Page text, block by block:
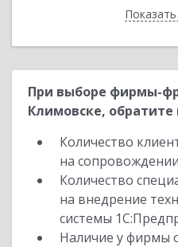
При выборе фирмы-
Климовске,
Количество
на
Количество
на внедрение
системы
Наличие у фирмы